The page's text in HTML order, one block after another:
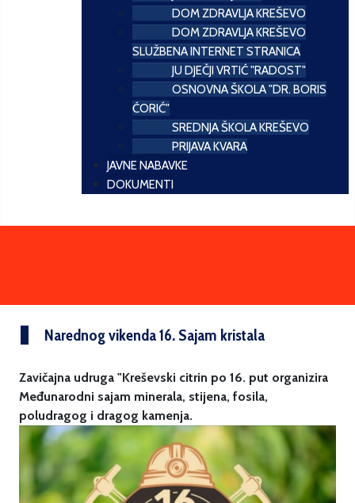
DOM ZDRAVLJA KREŠEVO
DOM ZDRAVLJA KREŠEVO
SLUŽBENA INTERNET STRANICA
JU DJEČJI VRTIĆ "RADOST"
OSNOVNA ŠKOLA "DR. BORIS
ĆORIĆ"
SREDNJA ŠKOLA KREŠEVO
PRIJAVA KVARA
JAVNE NABAVKE
DOKUMENTI
Narednog vikenda 16. Sajam kristala
Zavičajna udruga "Kreševski citrin po 16. put organizira
Međunarodni sajam minerala, stijena, fosila,
poludragog i dragog kamenja.